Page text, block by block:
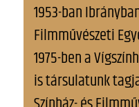
1953-ban
Filmművészeti
1975-ben a
is társulatunk